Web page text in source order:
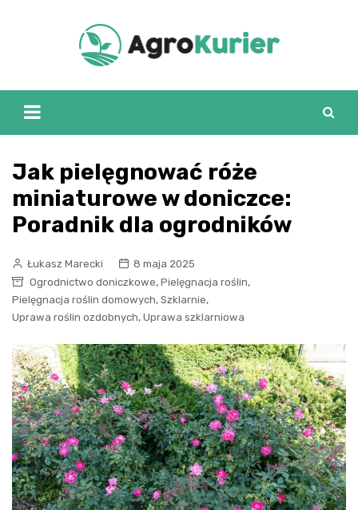
Jak pielęgnować róże
miniaturowe w doniczce:
Poradnik dla ogrodników
Łukasz Marecki
8 maja 2025
Ogrodnictwo doniczkowe, Pielęgnacja roślin,
Pielęgnacja roślin domowych, Szklarnie,
Uprawa roślin ozdobnych, Uprawa szklarniowa